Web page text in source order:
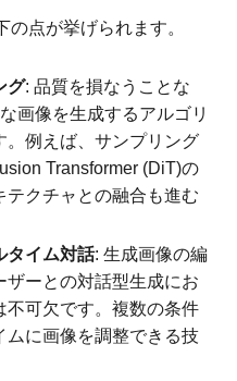
点が挙げられます。
グ: 品質を損なうことな
画像を生成するアルゴリ
。例えば、サンプリング
Transformer (DiT)の
テクチャとの融合も進む
タイム対話: 生成画像の編
ーとの対話型生成にお
不可欠です。複数の条件
ムに画像を調整できる技